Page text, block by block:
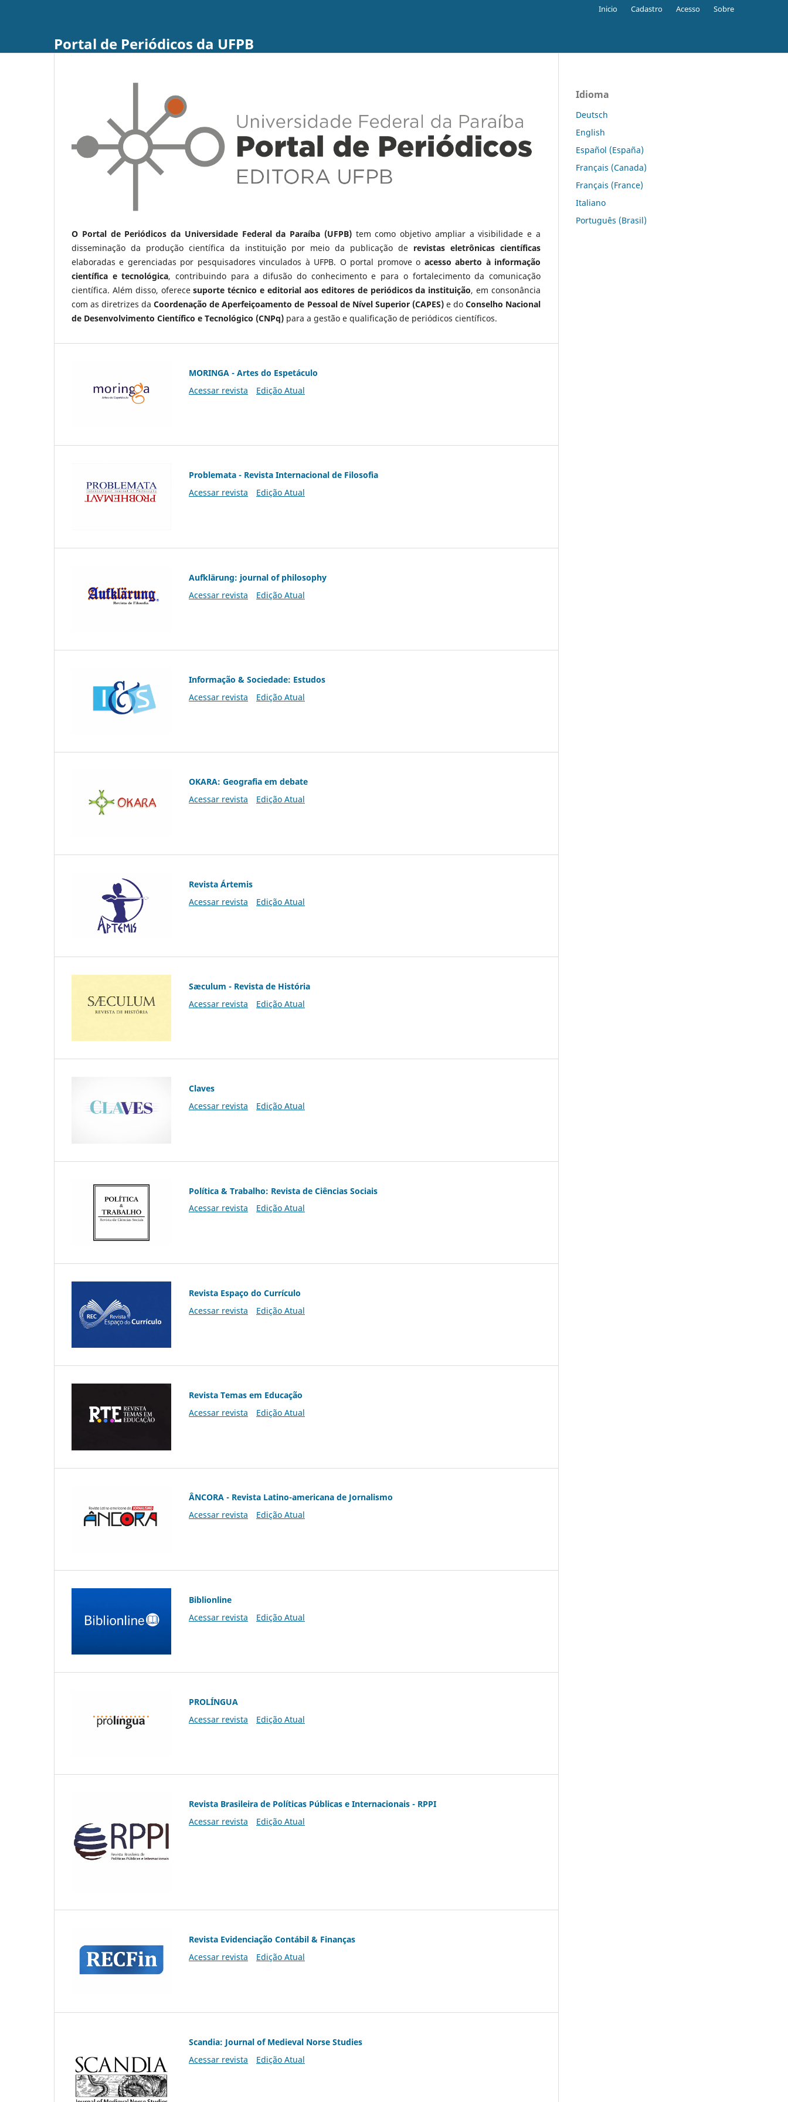
Portal de Periódicos da UFPB
Inicio Cadastro Acesso Sobre
O Portal de Periódicos da Universidade Federal da Paraíba (UFPB)tem como objetivo ampliar a visibilidade e a
disseminação da produção científica da instituição por meio da publicação de revistas eletrônicas científicas
elaboradas e gerenciadas por pesquisadores vinculados à UFPB. O portal promove o acesso aberto à informação
científica e tecnológica, contribuindo para a difusão do conhecimento e para o fortalecimento da comunicação
científica. Além disso, oferecesuporte técnico e editorial aos editores de periódicos da instituição, em consonância
com as diretrizes daCoordenação de Aperfeiçoamento de Pessoal de Nível Superior (CAPES)e do Conselho Nacional
de Desenvolvimento Científico e Tecnológico (CNPq) para a gestão e qualificação de periódicos científicos.
MORINGA - Artes do Espetáculo
Acessar revista
Edição Atual
Problemata - Revista Internacional de Filosofia
Acessar revista
Edição Atual
Aufklärung: journal of philosophy
Acessar revista
Edição Atual
Informação & Sociedade: Estudos
Acessar revista
Edição Atual
OKARA: Geografia em debate
Acessar revista
Edição Atual
Revista Ártemis
Acessar revista
Edição Atual
Sæculum - Revista de História
Acessar revista
Edição Atual
Claves
Acessar revista
Edição Atual
Política & Trabalho: Revista de Ciências Sociais
Acessar revista
Edição Atual
Revista Espaço do Currículo
Acessar revista
Edição Atual
Revista Temas em Educação
Acessar revista
Edição Atual
ÂNCORA - Revista Latino-americana de Jornalismo
Acessar revista
Edição Atual
Biblionline
Acessar revista
Edição Atual
PROLÍNGUA
Acessar revista
Edição Atual
Revista Brasileira de Políticas Públicas e Internacionais - RPPI
Acessar revista
Edição Atual
Revista Evidenciação Contábil & Finanças
Acessar revista
Edição Atual
Scandia: Journal of Medieval Norse Studies
Acessar revista
Edição Atual
Idioma
Deutsch
English
Español (España)
Français (Canada)
Français (France)
Italiano
Português (Brasil)